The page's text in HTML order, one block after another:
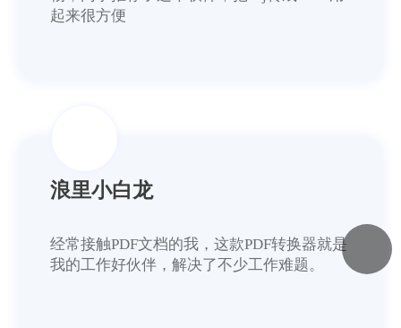
起来很方便
浪里小白龙
经常接触PDF文档的我，这款PDF转换器就是
我的工作好伙伴，解决了不少工作难题。